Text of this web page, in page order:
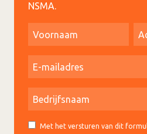
NSMA.
Met het versturen van dit